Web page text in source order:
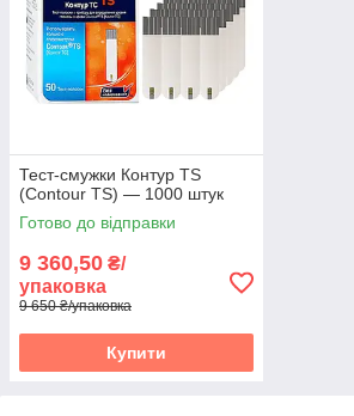
Тест-смужки Контур TS
(Contour TS) — 1000 штук
Готово до відправки
9 360,50 ₴/
упаковка
9 650 ₴/упаковка
Купити